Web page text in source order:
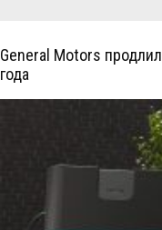
General Motors
года